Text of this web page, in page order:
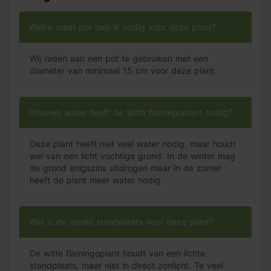
Pokon Anthurium Grond bij het verpotten en Pokon
Anthurium Voeding. De voeding zorgt ervoor dat de bloei
optimaal blijft. Geef je Anthurium ook na het verpotten
voorkeur regenwater.
Welke maat pot heb ik nodig voor deze plant?
Wij raden aan een pot te gebruiken met een
diameter van minimaal 15 cm voor deze plant.
Hoeveel water heeft de witte flamingoplant nodig?
Deze plant heeft niet veel water nodig, maar houdt
wel van een licht vochtige grond. In de winter mag
de grond enigszins uitdrogen maar in de zomer
heeft de plant meer water nodig.
Wat is de ideale standplaats voor deze plant?
De witte flamingoplant houdt van een lichte
standplaats, maar niet in direct zonlicht. Te veel